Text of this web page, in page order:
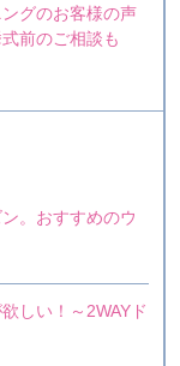
グのお客様の声
前のご相談も
。おすすめのウ
しい！～2WAYド